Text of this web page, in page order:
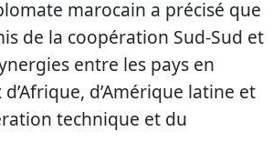
marocain a précisé que
de la coopération Sud-Sud et
entre les pays en
d’Amérique latine et
technique et du